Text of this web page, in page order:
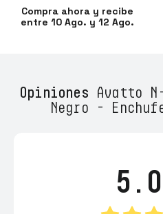
Compra ahora y recibe
entre 10 Ago. y 12 Ago.
Opiniones Avatto N-
Negro -
5.0